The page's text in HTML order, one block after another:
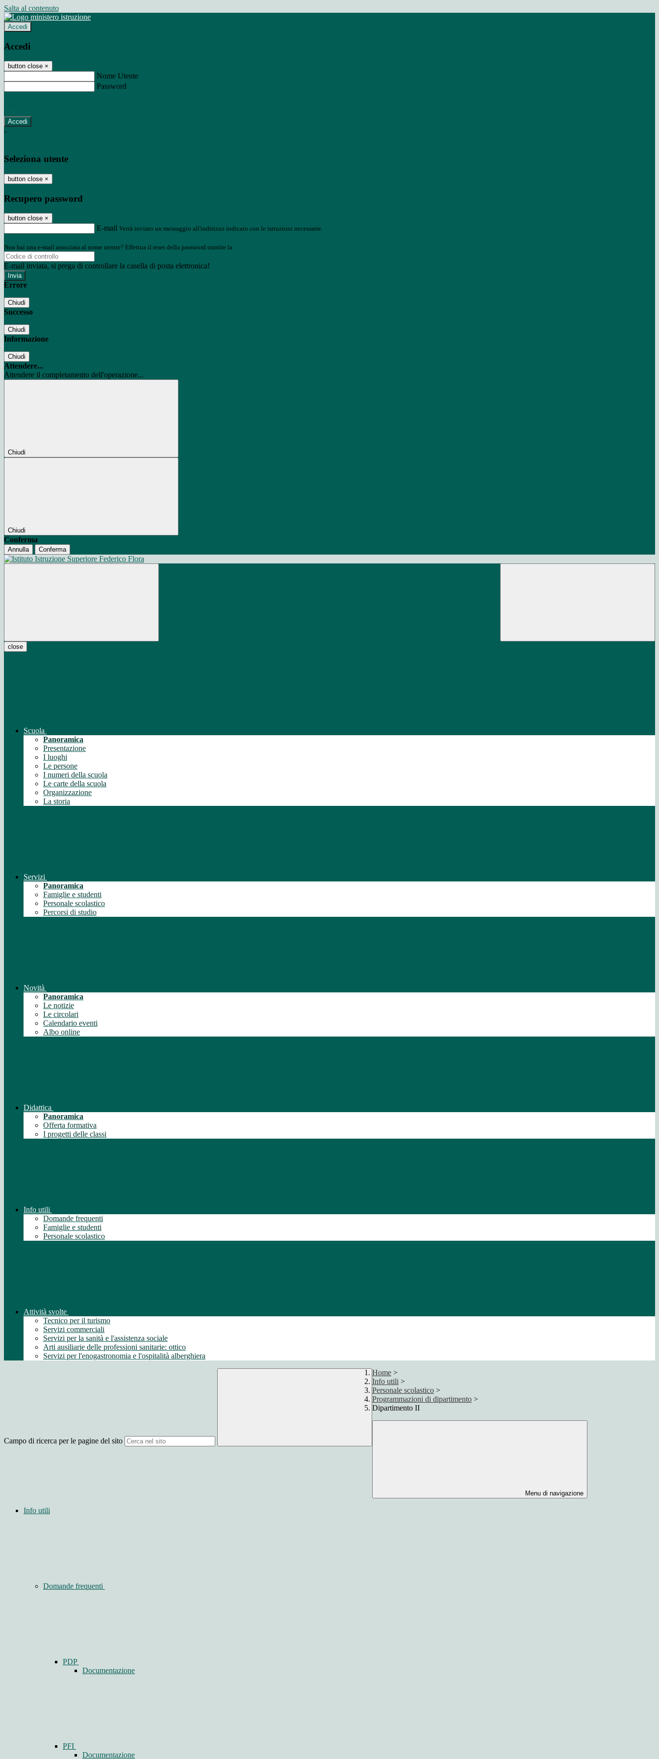
Salta al contenuto
Accedi
Accedi
button close ×
Nome Utente
Password
-
Seleziona utente
button close ×
Recupero password
button close ×
E-mail Verrà inviato un messaggio all'indirizzo indicato con le istruzioni necessarie.
Non hai una e-mail associata al nome utente? Effettua il reset della password tramite la
E-mail inviata, si prega di controllare la casella di posta elettronica!
Errore
Chiudi
Successo
Chiudi
Informazione
Chiudi
Attendere...
Attendere il completamento dell'operazione...
Chiudi
Chiudi
Conferma
Annulla Conferma
close
Scuola
Panoramica
Presentazione
I luoghi
Le persone
I numeri della scuola
Le carte della scuola
Organizzazione
La storia
Servizi
Panoramica
Famiglie e studenti
Personale scolastico
Percorsi di studio
Novità
Panoramica
Le notizie
Le circolari
Calendario eventi
Albo online
Didattica
Panoramica
Offerta formativa
I progetti delle classi
Info utili
Domande frequenti
Famiglie e studenti
Personale scolastico
Attività svolte
Tecnico per il turismo
Servizi commerciali
Servizi per la sanità e l'assistenza sociale
Arti ausiliarie delle professioni sanitarie: ottico
Servizi per l'enogastronomia e l'ospitalità alberghiera
Campo di ricerca per le pagine del sito
Home >
Info utili >
Personale scolastico >
Programmazioni di dipartimento >
Dipartimento II
Menu di navigazione
Info utili
Domande frequenti
PDP
Documentazione
PFI
Documentazione